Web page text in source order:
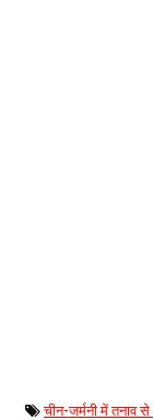
चीन-जर्मनी में तनाव